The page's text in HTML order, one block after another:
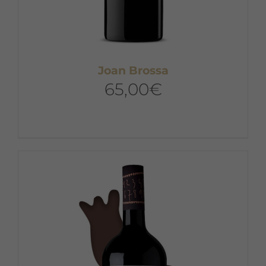
Joan Brossa
65,00€